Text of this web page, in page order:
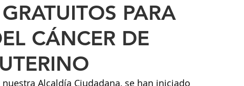
PARA
CÁNCER DE
Alcaldía Ciudadana, se han iniciado